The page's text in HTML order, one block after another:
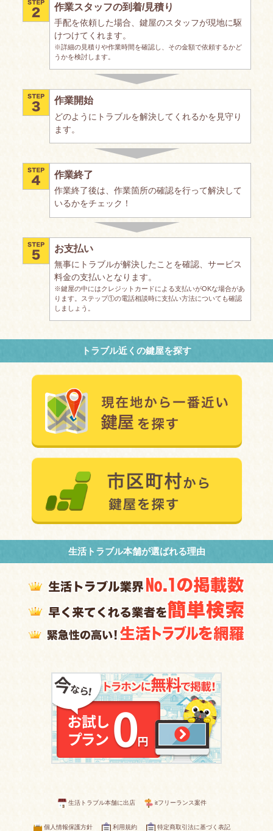
作業スタッフの到着/見積り
手配を依頼した場合、鍵屋のスタッフが現地に駆
けつけてくれます。
※詳細の見積りや作業時間を確認し、その金額で依頼するかど
うかを検討します。
作業開始
どのようにトラブルを解決してくれるかを見守り
ます。
作業終了
作業終了後は、作業箇所の確認を行って解決して
いるかをチェック！
お支払い
無事にトラブルが解決したことを確認、サービス
料金の支払いとなります。
※鍵屋の中にはクレジットカードによる支払いがOKな場合があ
ります。ステップ①の電話相談時に支払い方法についても確認
しましょう。
トラブル近くの鍵屋を探す
生活トラブル本舗が選ばれる理由
生活トラブル本舗に出店 itフリーランス案件
個人情報保護方針 利用規約 特定商取引法に基づく表記